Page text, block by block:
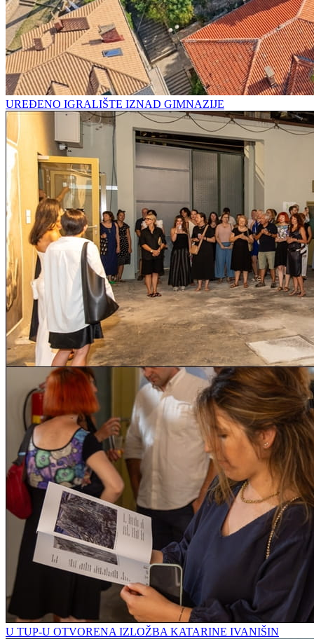
UREĐENO IGRALIŠTE IZNAD GIMNAZIJE
U TUP-U OTVORENA IZLOŽBA KATARINE IVANIŠIN